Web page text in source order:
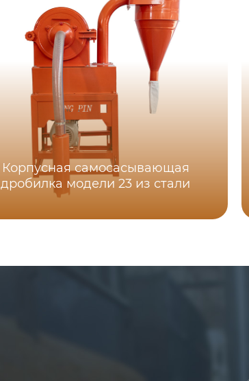
Корпусная самоcасывающая
дробилка модели 23 из стали